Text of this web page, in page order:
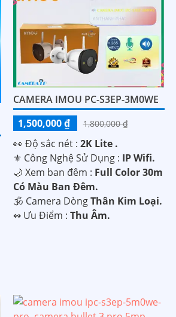
CAMERA IMOU PC-S3EP-3M0WE
1,500,000 ₫
1,800,000 ₫
️👀 Độ sắc nét : 2K Lite .
⚜️ Công Nghệ Sử Dụng : IP Wifi.
🌙 Xem ban đêm : Full Color 30m
Có Màu Ban Đêm.
🕉️ Camera DòngThân Kim Loại.
️↭ Ưu Điểm : Thu Âm.